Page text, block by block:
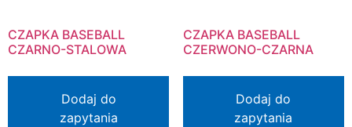
CZAPKA BASEBALL
CZARNO-STALOWA
Dodaj do
zapytania
CZAPKA BASEBALL
CZERWONO-CZARNA
Dodaj do
zapytania